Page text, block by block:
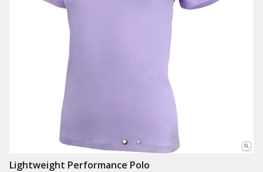
Lightweight Performance Polo